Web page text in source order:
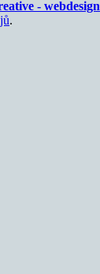
- webdesign
.